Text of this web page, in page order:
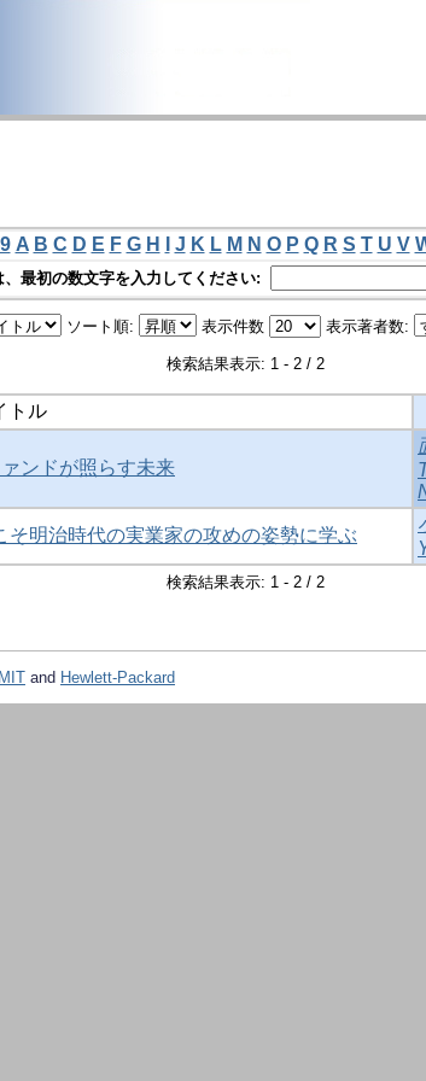
A B C D E F G H J K L M N O P Q R S T U V
、最初の数文字を入力してください:
ソート順: 表示件数 表示著者数:
検索結果表示: 1 - 2 / 2
トル
ンドが照らす未来
明治時代の実業家の攻めの姿勢に学ぶ
検索結果表示: 1 - 2 / 2
MIT and Hewlett-Packard